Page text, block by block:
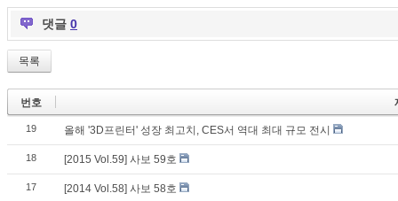
댓글 0
목록
번호
19 올해 '3D프린터' 성장 최고치, CES서 역대 최대 규모 전시
18 [2015 Vol.59] 사보 59호
17 [2014 Vol.58] 사보 58호